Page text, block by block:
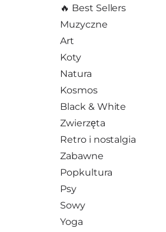
🔥 Best Sellers
Muzyczne
Art
Koty
Natura
Kosmos
Black & White
Zwierzęta
Retro i nostalgia
Zabawne
Popkultura
Psy
Sowy
Yoga